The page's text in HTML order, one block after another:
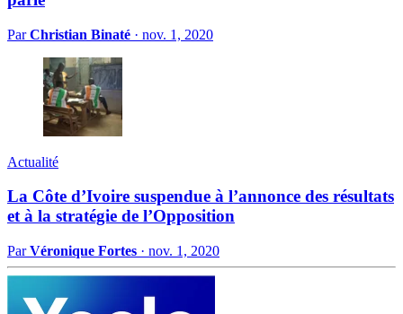
ParChristian Binaté · nov. 1, 2020
Actualité
La Côte d’Ivoire suspendue à l’annonce des résultats
et à la stratégie de l’Opposition
ParVéronique Fortes · nov. 1, 2020